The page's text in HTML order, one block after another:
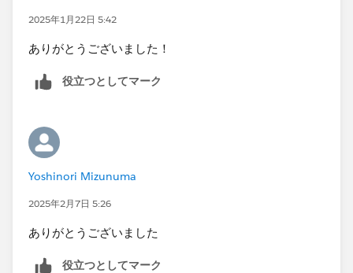
上図の例では回答された番号に「2」というデータが無
いため、1～5の回答の数字のうち2が欠落して4列の表
示になっています。最初に書いた"完全な枠が必要か"と
いうのは、この欠落した2を表示するかどうかという意
2025年1月22日 5:42
ありがとうございました！
役立つとしてマーク
Yoshinori Mizunuma
2025年2月7日 5:26
ありがとうございました
役立つとしてマーク